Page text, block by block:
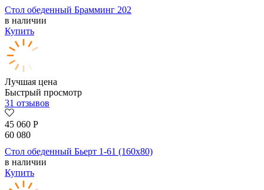
Стол обеденный Брамминг 202
в наличии
Купить
Лучшая цена
Быстрый просмотр
31 отзывов
45 060 Р
60 080
Стол обеденный Бьерт 1-61 (160х80)
в наличии
Купить